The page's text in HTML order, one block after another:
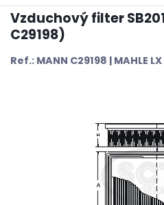
Vzduchový filter
C29198)
Ref.: MANN C29198 | MAHLE